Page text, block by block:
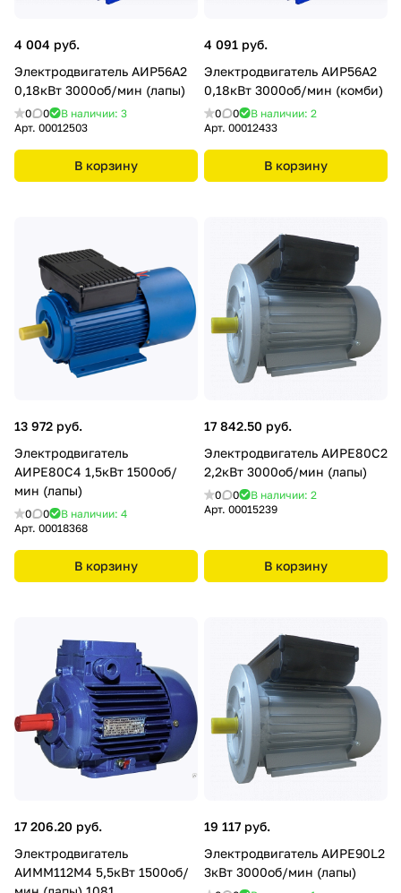
4 004 руб.
Электродвигатель АИР56А2
0,18кВт 3000об/мин (лапы)
0 0
В наличии: 3
Арт. 00012503
В корзину
4 091 руб.
Электродвигатель АИР56А2
0,18кВт 3000об/мин (комби)
0 0
В наличии: 2
Арт. 00012433
В корзину
13 972 руб.
Электродвигатель
АИРЕ80С4 1,5кВт 1500об/
мин (лапы)
0 0
В наличии: 4
Арт. 00018368
В корзину
17 842.50 руб.
Электродвигатель АИРЕ80С2
2,2кВт 3000об/мин (лапы)
0 0
В наличии: 2
Арт. 00015239
В корзину
17 206.20 руб.
Электродвигатель
АИММ112М4 5,5кВт 1500об/
19 117 руб.
Электродвигатель АИРE90L2
3кВт 3000об/мин (лапы)